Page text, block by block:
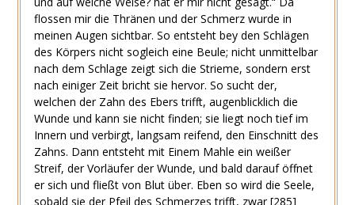
flossen mir die Thränen und der Schmerz wurde in
meinen Augen sichtbar. So entsteht bey den Schlägen
des Körpers nicht sogleich eine Beule; nicht unmittelbar
nach dem Schlage zeigt sich die Strieme, sondern erst
nach einiger Zeit bricht sie hervor. So sucht der,
welchen der Zahn des Ebers trifft, augenblicklich die
Wunde und kann sie nicht finden; sie liegt noch tief im
Innern und verbirgt, langsam reifend, den Einschnitt des
Zahns. Dann entsteht mit Einem Mahle ein weißer
Streif, der Vorläufer der Wunde, und bald darauf öffnet
er sich und fließt von Blut über. Eben so wird die Seele,
sobald sie der Pfeil des Schmerzes trifft, zwar[285]